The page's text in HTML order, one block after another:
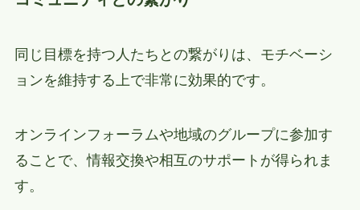
同じ目標を持つ人たちとの繋がりは、モチベーシ
ョンを維持する上で非常に効果的です。
オンラインフォーラムや地域のグループに参加す
ることで、情報交換や相互のサポートが得られま
す。